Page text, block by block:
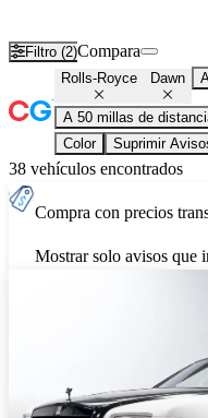
Filtro (2)Compara
Rolls-Royce Dawn
A 50 millas de
Color
Suprimir
38 vehículos encontrados
Compra con precios
Mostrar solo avisos que